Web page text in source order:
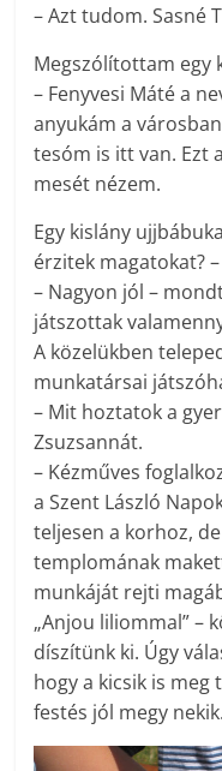
– Azt tudom. Sasné
Megszólítottam egy
– Fenyvesi Máté a
anyukám a
tesóm is itt van. Ezt
mesét nézem.
Egy kislány
érzitek magatokat?
– Nagyon jól –
játszottak
A közelükben
munkatársai
– Mit hoztatok a
Zsuzsannát.
– Kézműves
a Szent László
teljesen a korhoz,
templomának
munkáját rejti
„Anjou liliommal” –
díszítünk ki. Úgy
hogy a kicsik is meg
festés jól megy